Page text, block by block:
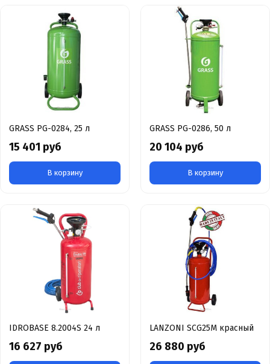
GRASS PG-0284, 25 л
15 401 руб
В корзину
GRASS PG-0286, 50 л
20 104 руб
В корзину
IDROBASE 8.2004S 24 л
16 627 руб
LANZONI SCG25M красный
26 880 руб